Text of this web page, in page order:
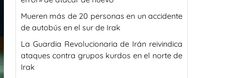
Mueren más de 20 personas en un accidente
de autobús en el sur de Irak
La Guardia Revolucionaria de Irán reivindica
ataques contra grupos kurdos en el norte de
Irak